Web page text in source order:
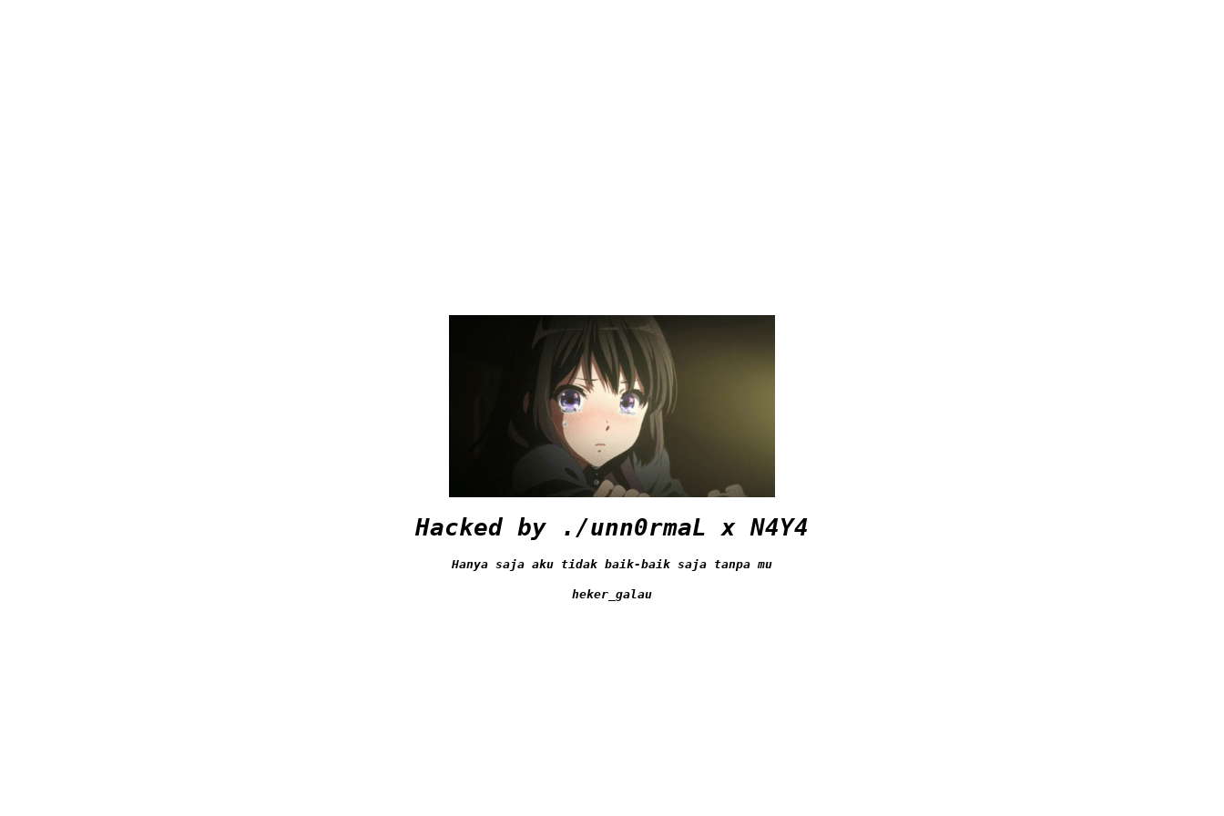
Hacked by ./unn0rmaL x N4Y4
Hanya saja aku tidak baik-baik saja tanpa mu
heker_galau